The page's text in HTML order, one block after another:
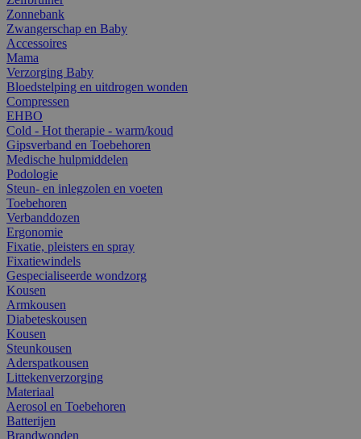
Zonnebank
Zwangerschap en Baby
Accessoires
Mama
Verzorging Baby
Bloedstelping en uitdrogen wonden
Compressen
EHBO
Cold - Hot therapie - warm/koud
Gipsverband en Toebehoren
Medische hulpmiddelen
Podologie
Steun- en inlegzolen en voeten
Toebehoren
Verbanddozen
Ergonomie
Fixatie, pleisters en spray
Fixatiewindels
Gespecialiseerde wondzorg
Kousen
Armkousen
Diabeteskousen
Kousen
Steunkousen
Aderspatkousen
Littekenverzorging
Materiaal
Aerosol en Toebehoren
Batterijen
Brandwonden